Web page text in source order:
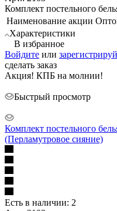
Комплект постельного
Наименование акции
Характеристики
В избранное
Войдите или
сделать заказ
Акция! КПБ на молнии!
Быстрый просмотр
Комплект постельного
(Перламутровое сияние)
Есть в наличии: 2